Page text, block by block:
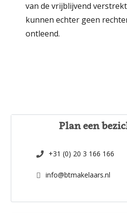
van de vrijblijvend
kunnen echter geen
ontleend.
Plan een
+31 (0) 20 3 166 166
info@btmakelaars.nl